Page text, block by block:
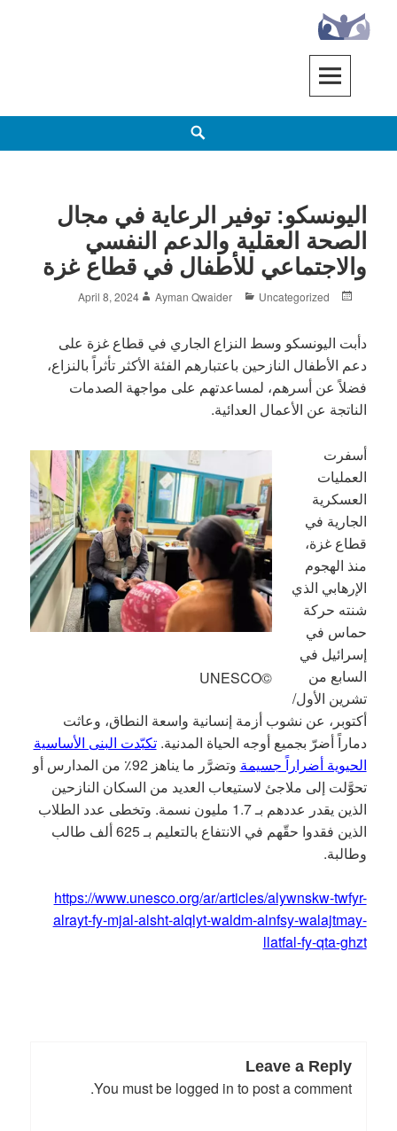
EENET
ENABLING EDUCATION NETWORK
اليونسكو: توفير الرعاية في مجال
الصحة العقلية والدعم النفسي
والاجتماعي للأطفال في قطاع غزة
Posted
April 8, 2024
Author Ayman Qwaider
Categories Uncategorized
دأبت اليونسكو وسط النزاع الجاري في قطاع غزة على
دعم الأطفال النازحين باعتبارهم الفئة الأكثر تأثراً بالنزاع،
فضلاً عن أسرهم، لمساعدتهم على مواجهة الصدمات
الناتجة عن الأعمال العدائية.
©UNESCO
أسفرت
العمليات
العسكرية
الجارية في
قطاع غزة،
منذ الهجوم
الإرهابي الذي
شنته حركة
حماس في
إسرائيل في
السابع من
تشرين الأول/
أكتوبر، عن نشوب أزمة إنسانية واسعة النطاق، وعاثت
دماراً أضرّ بجميع أوجه الحياة المدنية.تكبّدت البنى الأساسية
الحيوية أضراراً جسيمة
وتضرَّر ما يناهز 92٪ من المدارس أو
تحوَّلت إلى ملاجئ لاستيعاب العديد من السكان النازحين
الذين يقدر عددهم بـ 1.7 مليون نسمة. وتخطى عدد الطلاب
الذين فقدوا حقّهم في الانتفاع بالتعليم بـ 625 ألف طالب
وطالبة.
https://www.unesco.org/ar/articles/alywnskw-twfyr-
alrayt-fy-mjal-alsht-alqlyt-waldm-alnfsy-walajtmay-
llatfal-fy-qta-ghzt
Leave a Reply
You must be logged in to post a comment.